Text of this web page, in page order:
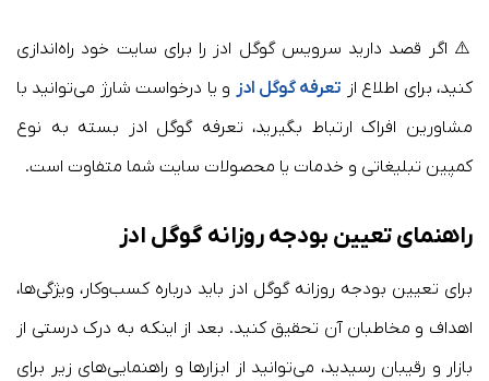
⚠️ اگر قصد دارید سرویس گوگل ادز را برای سایت خود راه‌اندازی
کنید، برای اطلاع از تعرفه گوگل ادز و یا درخواست شارژ می‌توانید با
مشاورین افراک ارتباط بگیرید، تعرفه گوگل ادز بسته به نوع
کمپین تبلیغاتی و خدمات یا محصولات سایت شما متفاوت است.
راهنمای تعیین بودجه روزانه گوگل ادز
برای تعیین بودجه روزانه گوگل ادز باید درباره کسب‌وکار، ویژگی‌ها،
اهداف و مخاطبان آن تحقیق کنید. بعد از اینکه به درک درستی از
بازار و رقیبان رسیدید، می‌توانید از ابزارها و راهنمایی‌های زیر برای